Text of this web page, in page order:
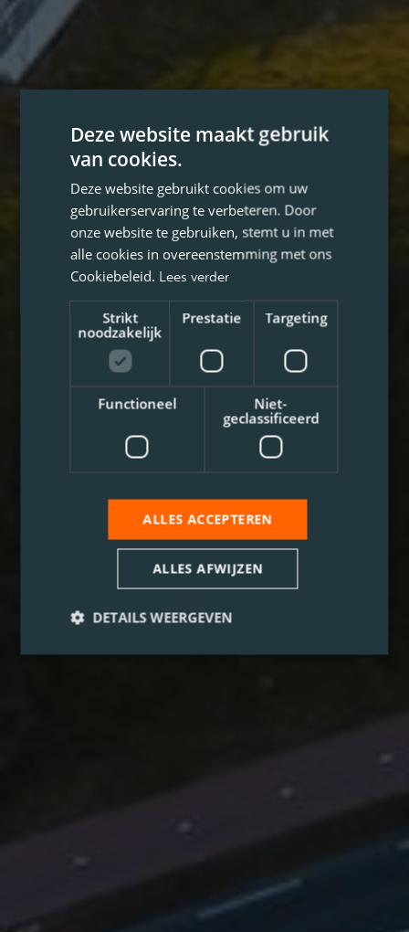
Deze website maakt gebruik
van cookies.
Deze website gebruikt cookies om uw
gebruikerservaring te verbeteren. Door
onze website te gebruiken, stemt u in met
alle cookies in overeenstemming met ons
Cookiebeleid. Lees verder
Strikt
noodzakelijk
Prestatie Targeting
Functioneel
Niet-
geclassificeerd
ALLES ACCEPTEREN
ALLES AFWIJZEN
DETAILS WEERGEVEN